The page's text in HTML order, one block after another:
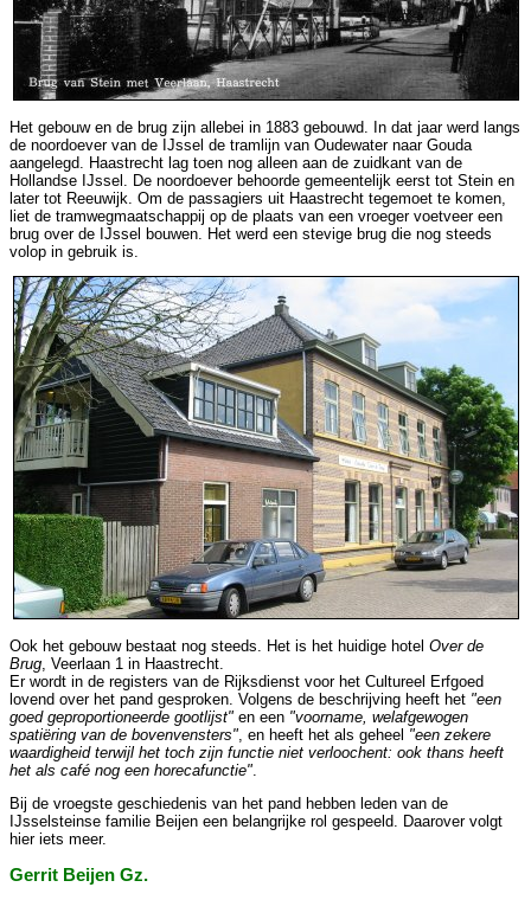
Het gebouw en de brug zijn allebei in 1883 gebouwd. In dat jaar werd langs
de noordoever van de IJssel de tramlijn van Oudewater naar Gouda
aangelegd. Haastrecht lag toen nog alleen aan de zuidkant van de
Hollandse IJssel. De noordoever behoorde gemeentelijk eerst tot Stein en
later tot Reeuwijk. Om de passagiers uit Haastrecht tegemoet te komen,
liet de tramwegmaatschappij op de plaats van een vroeger voetveer een
brug over de IJssel bouwen. Het werd een stevige brug die nog steeds
volop in gebruik is.
Ook het gebouw bestaat nog steeds. Het is het huidige hotel Over de
Brug , Veerlaan 1 in Haastrecht.
Er wordt in de registers van de Rijksdienst voor het Cultureel Erfgoed
lovend over het pand gesproken. Volgens de beschrijving heeft het "een
goed geproportioneerde gootlijst" en een "voorname, welafgewogen
spatiëring van de bovenvensters" , en heeft het als geheel "een zekere
waardigheid terwijl het toch zijn functie niet verloochent: ook thans heeft
het als café nog een horecafunctie"
Bij de vroegste geschiedenis van het pand hebben leden van de
IJsselsteinse familie Beijen een belangrijke rol gespeeld. Daarover volgt
hier iets meer.
Gerrit Beijen Gz.